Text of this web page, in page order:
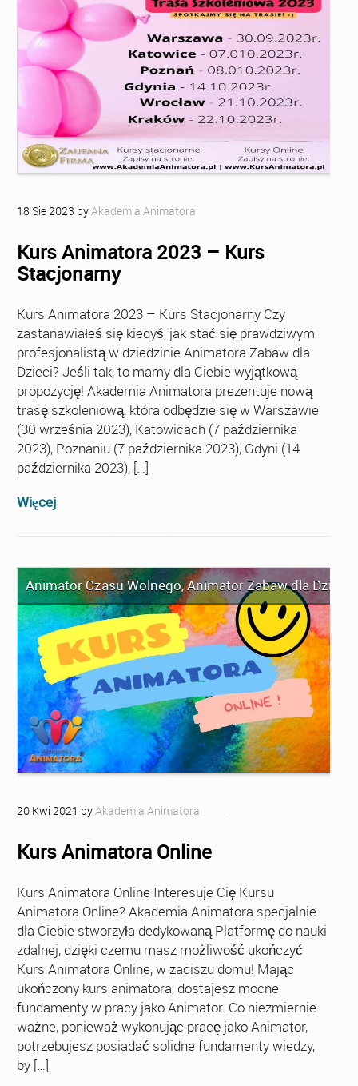
18 Sie2023 byAkademia Animatora
Kurs Animatora 2023 – Kurs
Stacjonarny
Kurs Animatora 2023 – Kurs Stacjonarny Czy
zastanawiałeś się kiedyś, jak stać się prawdziwym
profesjonalistą w dziedzinie Animatora Zabaw dla
Dzieci? Jeśli tak, to mamy dla Ciebie wyjątkową
propozycję! Akademia Animatora prezentuje nową
trasę szkoleniową, która odbędzie się w Warszawie
(30 września 2023), Katowicach (7 października
2023), Poznaniu (7 października 2023), Gdyni (14
października 2023), […]
Więcej
Animator Czasu Wolnego,Animator Zabaw dla Dzieci
20 Kwi 2021 byAkademia Animatora
Kurs Animatora Online
Kurs Animatora Online Interesuje Cię Kursu
Animatora Online? Akademia Animatora specjalnie
dla Ciebie stworzyła dedykowaną Platformę do nauki
zdalnej, dzięki czemu masz możliwość ukończyć
Kurs Animatora Online, w zaciszu domu! Mając
ukończony kurs animatora, dostajesz mocne
fundamenty w pracy jako Animator. Co niezmiernie
ważne, ponieważ wykonując pracę jako Animator,
potrzebujesz posiadać solidne fundamenty wiedzy,
by […]